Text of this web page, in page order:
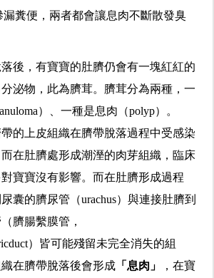
漏糞便，兩者都會讓息肉不斷散發臭
後，有寶寶的肚臍仍會有一塊紅紅的
泌物，此為臍茸。臍茸分為兩種，一
）、一種是息肉（polyp）。
的上皮組織在臍帶脫落過程中受感染
在肚臍處形成潮溼的肉芽組織，臨床
對寶寶沒有影響。而在肚臍形成過程
囊的臍尿管（urachus）與連接肚臍到
臍腸繫膜管，
）皆可能殘留未完全消失的組
在臍帶脫落後會形成「息肉」
，在寶